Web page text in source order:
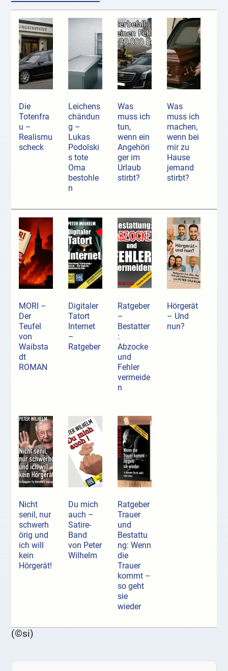
Die
Totenfra
u –
Realismu
scheck
Leichens
chändun
g –
Lukas
Podolski
s tote
Oma
bestohle
n
Was
muss ich
tun,
wenn ein
Angehöri
ger im
Urlaub
stirbt?
Was
muss ich
machen,
wenn bei
mir zu
Hause
jemand
stirbt?
MORI –
Der
Teufel
von
Waibsta
dt
ROMAN
Digitaler
Tatort
Internet
–
Ratgeber
Ratgeber
–
Bestatter
:
Abzocke
und
Fehler
vermeide
n
Hörgerät
– Und
nun?
Nicht
senil, nur
schwerh
örig und
ich will
kein
Hörgerät!
Du mich
auch –
Satire-
Band
von Peter
Wilhelm
Ratgeber
Trauer
und
Bestattu
ng: Wenn
die
Trauer
kommt –
so geht
sie
wieder
(©si)